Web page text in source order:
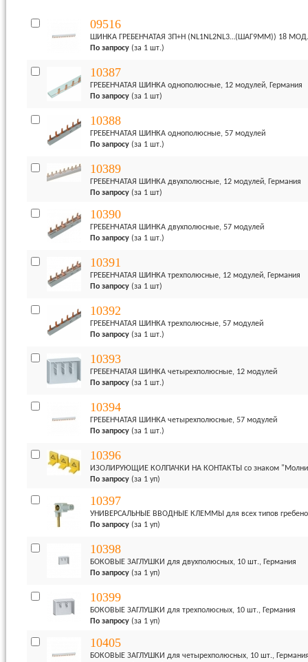
09516
ШИНКА ГРЕБЕНЧАТАЯ 3П+H (NL1NL2NL3…(ШАГ9ММ)) 18
По запросу (за 1 шт.)
10387
ГРЕБЕНЧАТАЯ ШИНКА однополюсные, 12 модулей, Германия
По запросу (за 1 шт)
10388
ГРЕБЕНЧАТАЯ ШИНКА однополюсные, 57 модулей
По запросу (за 1 шт.)
10389
ГРЕБЕНЧАТАЯ ШИНКА двухполюсные, 12 модулей, Германия
По запросу (за 1 шт)
10390
ГРЕБЕНЧАТАЯ ШИНКА двухполюсные, 57 модулей
По запросу (за 1 шт.)
10391
ГРЕБЕНЧАТАЯ ШИНКА трехполюсные, 12 модулей, Германия
По запросу (за 1 шт)
10392
ГРЕБЕНЧАТАЯ ШИНКА трехполюсные, 57 модулей
По запросу (за 1 шт.)
10393
ГРЕБЕНЧАТАЯ ШИНКА четырехполюсные, 12 модулей
По запросу (за 1 шт.)
10394
ГРЕБЕНЧАТАЯ ШИНКА четырехполюсные, 57 модулей
По запросу (за 1 шт.)
10396
ИЗОЛИРУЮЩИЕ КОЛПАЧКИ НА КОНТАКТЫ со знаком
По запросу (за 1 уп)
10397
УНИВЕРСАЛЬНЫЕ ВВОДНЫЕ КЛЕММЫ для всех типов
По запросу (за 1 уп)
10398
БОКОВЫЕ ЗАГЛУШКИ для двухполюсных, 10 шт., Германия
По запросу (за 1 уп)
10399
БОКОВЫЕ ЗАГЛУШКИ для трехполюсных, 10 шт., Германия
По запросу (за 1 уп)
10405
БОКОВЫЕ ЗАГЛУШКИ для четырехполюсных, 10 шт.,